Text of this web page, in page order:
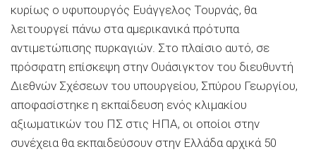
κυρίως ο υφυπουργός Ευάγγελος Τουρνάς, θα
λειτουργεί πάνω στα αμερικανικά πρότυπα
αντιμετώπισης πυρκαγιών. Στο πλαίσιο αυτό, σε
πρόσφατη επίσκεψη στην Ουάσιγκτον του διευθυντή
Διεθνών Σχέσεων του υπουργείου, Σπύρου Γεωργίου,
αποφασίστηκε η εκπαίδευση ενός κλιμακίου
αξιωματικών του ΠΣ στις ΗΠΑ, οι οποίοι στην
συνέχεια θα εκπαιδεύσουν στην Ελλάδα αρχικά 50